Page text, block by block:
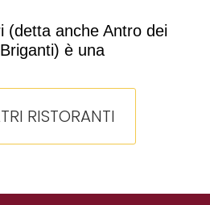
(detta anche Antro dei
è una
RISTORANTI